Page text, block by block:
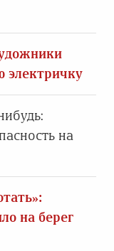
электричку
на
на берег